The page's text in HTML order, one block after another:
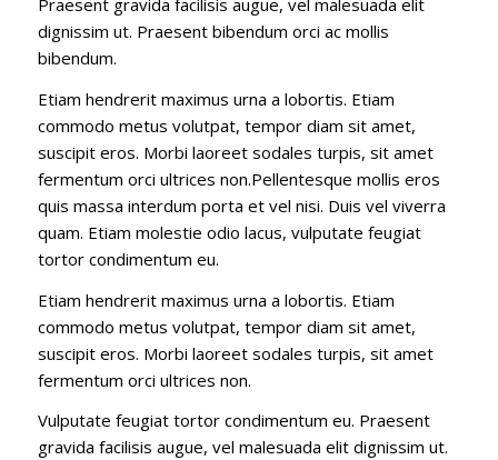
Praesent gravida facilisis augue, vel malesuada elit
dignissim ut. Praesent bibendum orci ac mollis
bibendum.
Etiam hendrerit maximus urna a lobortis. Etiam
commodo metus volutpat, tempor diam sit amet,
suscipit eros. Morbi laoreet sodales turpis, sit amet
fermentum orci ultrices non.Pellentesque mollis eros
quis massa interdum porta et vel nisi. Duis vel viverra
quam. Etiam molestie odio lacus, vulputate feugiat
tortor condimentum eu.
Etiam hendrerit maximus urna a lobortis. Etiam
commodo metus volutpat, tempor diam sit amet,
suscipit eros. Morbi laoreet sodales turpis, sit amet
fermentum orci ultrices non.
Vulputate feugiat tortor condimentum eu. Praesent
gravida facilisis augue, vel malesuada elit dignissim ut.